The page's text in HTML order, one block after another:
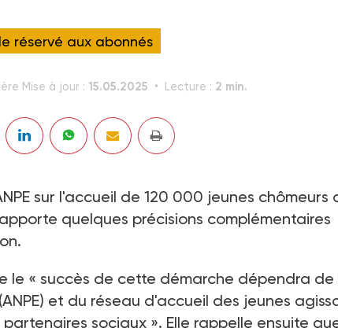
réservé aux abonnés
Mise à jour : 15.05.2025 Lecture : 2 min.
sur l'accueil de 120 000 jeunes chômeurs
quelques précisions complémentaires
le « succès de cette démarche dépendra de
et du réseau d'accueil des jeunes
sociaux ». Elle rappelle ensuite